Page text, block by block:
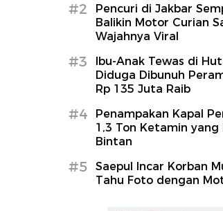
#2
Pencuri di Jakbar
Balikin Motor Curian
Wajahnya Viral
#3
Ibu-Anak Tewas di
Diduga Dibunuh
Rp 135 Juta Raib
#4
Penampakan Kapal
1,3 Ton Ketamin yang
Bintan
#5
Saepul Incar Korban
Tahu Foto dengan